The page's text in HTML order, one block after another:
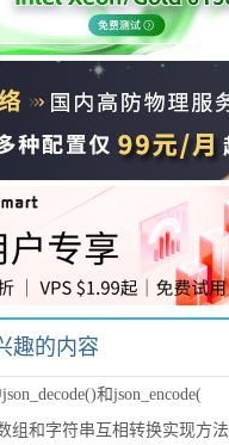
趣的内容
和json_encode(
组和字符串互相转换实现方法